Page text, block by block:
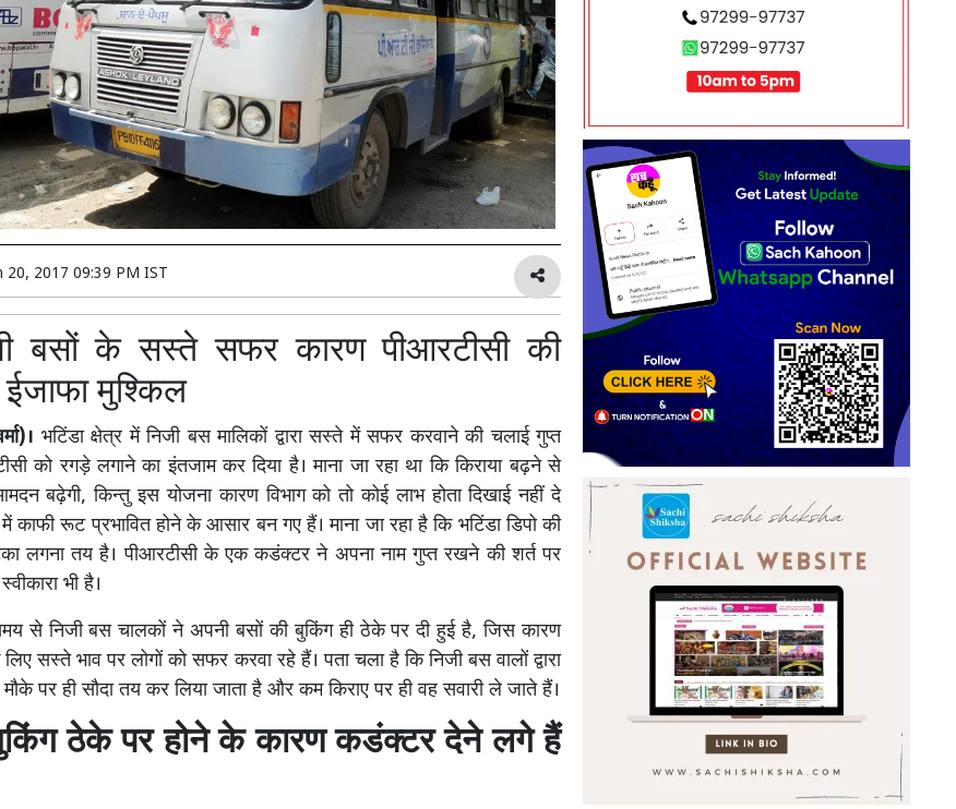
20, 2017 09:39 PM IST
बसों के सस्ते सफर कारण पीआरटीसी की
मुश्किल
भटिंडा क्षेत्र में निजी बस मालिकों द्वारा सस्ते में सफर करवाने की चलाई गुप्त
को रगड़े लगाने का इंतजाम कर दिया है। माना जा रहा था कि किराया बढ़ने से
बढ़ेगी, किन्तु इस योजना कारण विभाग को तो कोई लाभ होता दिखाई नहीं दे
काफी रूट प्रभावित होने के आसार बन गए हैं। माना जा रहा है कि भटिंडा डिपो की
लगना तय है। पीआरटीसी के एक कडंक्टर ने अपना नाम गुप्त रखने की शर्त पर
भी है।
से निजी बस चालकों ने अपनी बसों की बुकिंग ही ठेके पर दी हुई है, जिस कारण
सस्ते भाव पर लोगों को सफर करवा रहे हैं। पता चला है कि निजी बस वालों द्वारा
पर ही सौदा तय कर लिया जाता है और कम किराए पर ही वह सवारी ले जाते हैं।
ठेके पर होने के कारण कडंक्टर देने लगे हैं